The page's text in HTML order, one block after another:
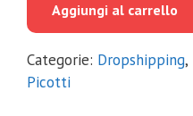
era:
è:
Aggiungi al carrello
Categorie: Dropshipping,
Picotti